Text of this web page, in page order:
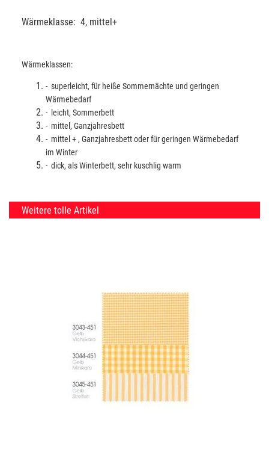
Wärmeklasse: 4, mittel+
Wärmeklassen:
- superleicht, für heiße Sommernächte und geringen
Wärmebedarf
- leicht, Sommerbett
- mittel, Ganzjahresbett
- mittel + , Ganzjahresbett oder für geringen Wärmebedarf
im Winter
- dick, als Winterbett, sehr kuschlig warm
Weitere tolle Artikel